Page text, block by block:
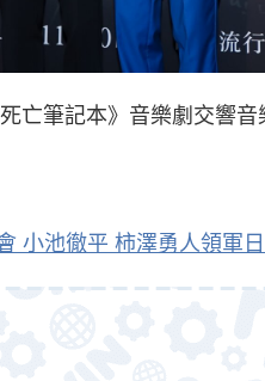
亡筆記本》音樂劇交響
小池徹平 柿澤勇人領軍